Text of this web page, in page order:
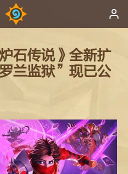
石传说》全新扩
兰监狱”现已公